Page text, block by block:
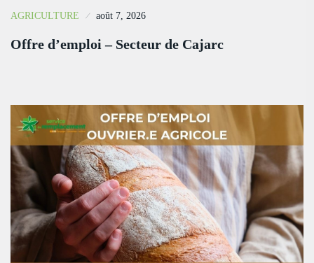
AGRICULTURE août 7, 2026
Offre d’emploi – Secteur de Cajarc